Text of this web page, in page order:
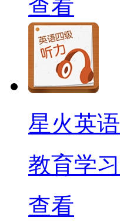
查看
星火英语
教育学习
查看